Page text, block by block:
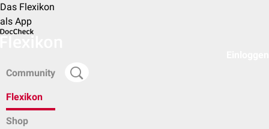
Das Flexikon
als App
Community
Flexikon
Shop